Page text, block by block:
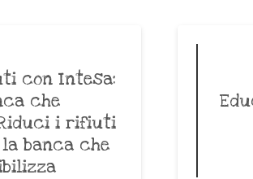
con Intesa:
che
i rifiuti
banca che